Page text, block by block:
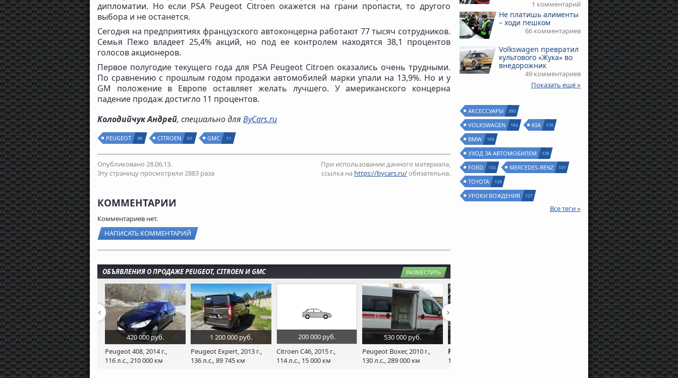
дипломатии. Но если PSA Peugeot Citroen окажется на грани пропасти, то другого
выбора и не останется.
Сегодня на предприятиях французского автоконцерна работают 77 тысяч сотрудников.
Семья Пежо владеет 25,4% акций, но под ее контролем находятся 38,1 процентов
голосов акционеров.
Первое полугодие текущего года для PSA Peugeot Citroen оказались очень трудными.
По сравнению с прошлым годом продажи автомобилей марки упали на 13,9%. Но и у
GM положение в Европе оставляет желать лучшего. У американского концерна
падение продаж достигло 11 процентов.
Колодийчук Андрей, специально для ByCars.ru
PEUGEOT 48 CITROEN 61 GMC 11
При использовании данного материала,
ссылка на https://bycars.ru/обязательна.
Опубликовано 28.06.13.
Эту страницу просмотрели 2883 раза
КОММЕНТАРИИ
Комментариев нет.
НАПИСАТЬ КОММЕНТАРИЙ
ОБЪЯВЛЕНИЯ О ПРОДАЖЕ PEUGEOT, CITROEN И GMC РАЗМЕСТИТЬ
420 000 руб.
Peugeot 408, 2014 г.,
116 л.с., 210 000 км
1 200 000 руб.
Peugeot Expert, 2013 г.,
136 л.с., 89 745 км
200 000 руб.
Citroen C46, 2015 г.,
114 л.с., 15 000 км
530 000 руб.
Peugeot Boxer, 2010 г.,
130 л.с., 289 000 км
Peugeot
110 л.с., 170 000 км
20 000 руб.
Partner, 2011 г.,
530 000 руб.
Peugeot Boxer,
130 л.с., 289 000 км
1 комментарий
Не платишь алименты
– ходи пешком
66 комментариев
Volkswagen превратил
культового «Жука» во
внедорожник
49 комментариев
Показать ещё »
АКСЕССУАРЫ 392
VOLKSWAGEN 192 KIA 176
BMW 155
УХОД ЗА АВТОМОБИЛЕМ 135
FORD 132 MERCEDES-BENZ 131
TOYOTA 129
УРОКИ ВОЖДЕНИЯ 127
Все теги »